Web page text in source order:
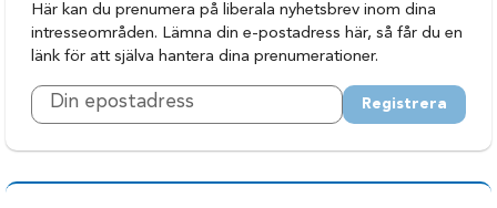
Här kan du prenumera på liberala nyhetsbrev inom dina
intresseområden. Lämna din e-postadress här, så får du en
länk för att själva hantera dina prenumerationer.
Registrera